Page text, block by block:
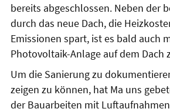
bereits abgeschlossen. Neben der
durch das neue Dach, die
Emissionen spart, ist es bald auch
Photovoltaik-Anlage auf dem Dach
Um die Sanierung zu
zeigen zu können, hat Ma uns
der Bauarbeiten mit